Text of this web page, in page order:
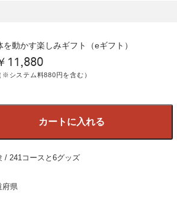
を動かす楽しみギフト（eギフト）
11,880
※システム料880円を含む）
カートに入れる
/ 241コースと6グッズ
府県